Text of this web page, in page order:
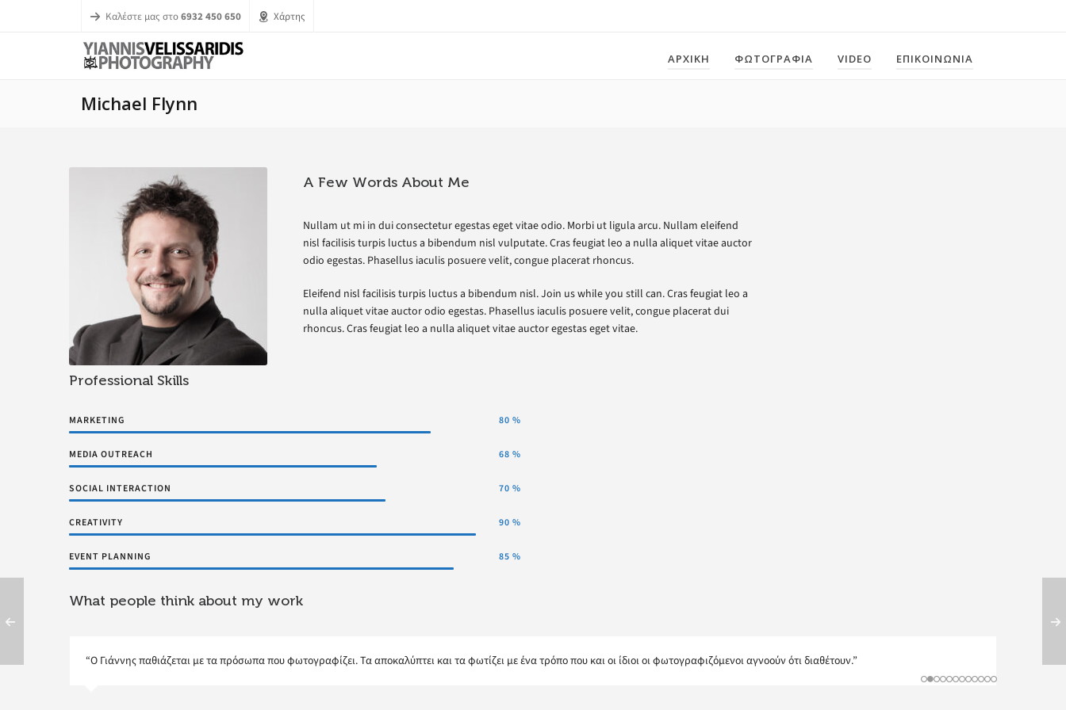
Καλέστε μας στο6932 450 650 Χάρτης
ΑΡΧΙΚΗ ΦΩΤΟΓΡΑΦΙΑ VIDEO ΕΠΙΚΟΙΝΩΝΙΑ
Michael Flynn
A Few Words About Me
Nullam ut mi in dui consectetur egestas eget vitae odio. Morbi ut ligula arcu. Nullam eleifend
nisl facilisis turpis luctus a bibendum nisl vulputate. Cras feugiat leo a nulla aliquet vitae auctor
odio egestas. Phasellus iaculis posuere velit, congue placerat rhoncus.
Eleifend nisl facilisis turpis luctus a bibendum nisl. Join us while you still can. Cras feugiat leo a
nulla aliquet vitae auctor odio egestas. Phasellus iaculis posuere velit, congue placerat dui
rhoncus. Cras feugiat leo a nulla aliquet vitae auctor egestas eget vitae.
Professional Skills
MARKETING 80 %
MEDIA OUTREACH 68 %
SOCIAL INTERACTION 70 %
CREATIVITY 90 %
EVENT PLANNING 85 %
What people think about my work
“Ο Γιάννης παθιάζεται με τα πρόσωπα που φωτογραφίζει. Τα αποκαλύπτει και τα φωτίζει με ένα τρόπο που και οι ίδιοι οι φωτογραφιζόμενοι αγνοούν ότι διαθέτουν.”